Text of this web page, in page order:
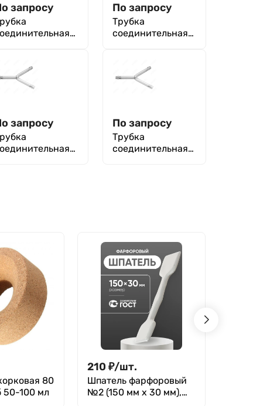
запросу По запросу
Трубка
соединительная
запросу По запросу
Трубка
соединительная
80
50-100 мл
210 ₽/шт.
Шпатель фарфоровый
№2 (150 мм х 30 мм),